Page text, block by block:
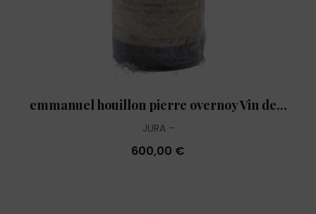
emmanuel houillon pierre overnoy Vin de...
JURA
600,00 €